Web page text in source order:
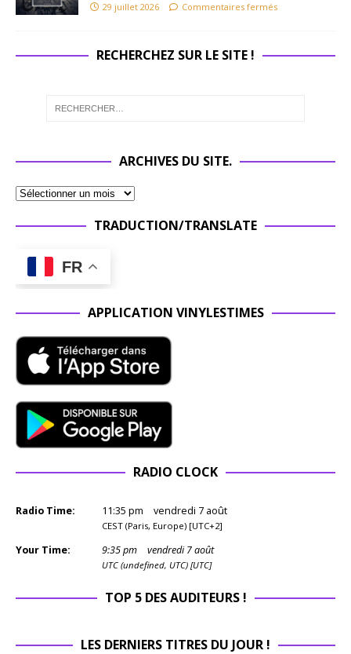
29 juillet 2026 Commentaires fermés
RECHERCHEZ SUR LE SITE !
ARCHIVES DU SITE.
TRADUCTION/TRANSLATE
FR
APPLICATION VINYLESTIMES
RADIO CLOCK
Radio Time: 11:35 pm vendredi 7 août
CEST (Paris, Europe) [UTC+2]
Your Time: 9:35pm vendredi 7 août
UTC (undefined, UTC) [UTC]
TOP 5 DES AUDITEURS !
LES DERNIERS TITRES DU JOUR !